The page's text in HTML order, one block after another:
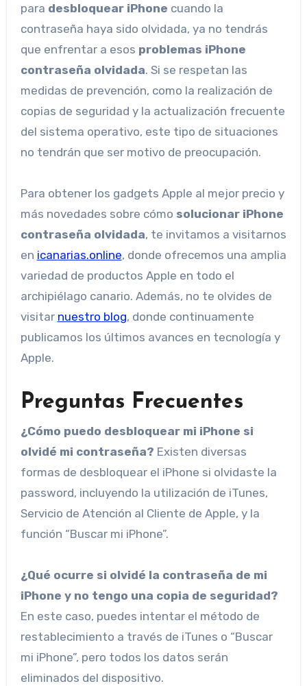
para desbloquear iPhone cuando la
contraseña haya sido olvidada, ya no tendrás
que enfrentar a esos problemas iPhone
contraseña olvidada. Si se respetan las
medidas de prevención, como la realización de
copias de seguridad y la actualización frecuente
del sistema operativo, este tipo de situaciones
no tendrán que ser motivo de preocupación.
Para obtener los gadgets Apple al mejor precio y
más novedades sobre cómo solucionar iPhone
contraseña olvidada, te invitamos a visitarnos
en icanarias.online, donde ofrecemos una amplia
variedad de productos Apple en todo el
archipiélago canario. Además, no te olvides de
visitar nuestro blog, donde continuamente
publicamos los últimos avances en tecnología y
Apple.
Preguntas Frecuentes
¿Cómo puedo desbloquear mi iPhone si
olvidé mi contraseña? Existen diversas
formas de desbloquear el iPhone si olvidaste la
password, incluyendo la utilización de iTunes,
Servicio de Atención al Cliente de Apple, y la
función “Buscar mi iPhone”.
¿Qué ocurre si olvidé la contraseña de mi
iPhone y no tengo una copia de seguridad?
En este caso, puedes intentar el método de
restablecimiento a través de iTunes o “Buscar
mi iPhone”, pero todos los datos serán
eliminados del dispositivo.